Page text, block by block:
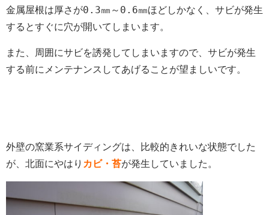
金属屋根は厚さが0.3㎜～0.6㎜ほどしかなく、サビが発生
するとすぐに穴が開いてしまいます。
また、周囲にサビを誘発してしまいますので、サビが発生
する前にメンテナンスしてあげることが望ましいです。
外壁の窯業系サイディングは、比較的きれいな状態でした
が、北面にやはり カビ・苔が発生していました。